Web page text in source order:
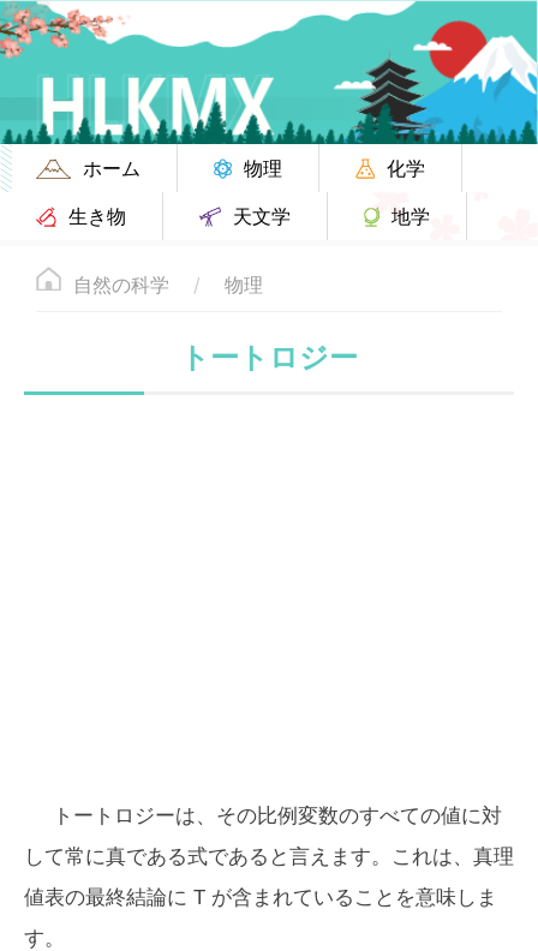
ホーム 物理
化学
生き物
天文学 地学
自然の科学 物理
トートロジー
トートロジーは、その比例変数のすべての値に対
して常に真である式であると言えます。これは、真理
値表の最終結論に T が含まれていることを意味しま
す。